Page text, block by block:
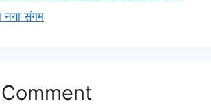
नया संगम